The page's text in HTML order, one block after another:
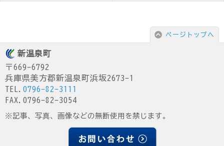
ページトップへ
新温泉町
〒669-6792
兵庫県美方郡新温泉町浜坂2673-1
TEL. 0796-82-3111
FAX.0796-82-3054
※記事、写真、画像などの無断使用を禁じます。